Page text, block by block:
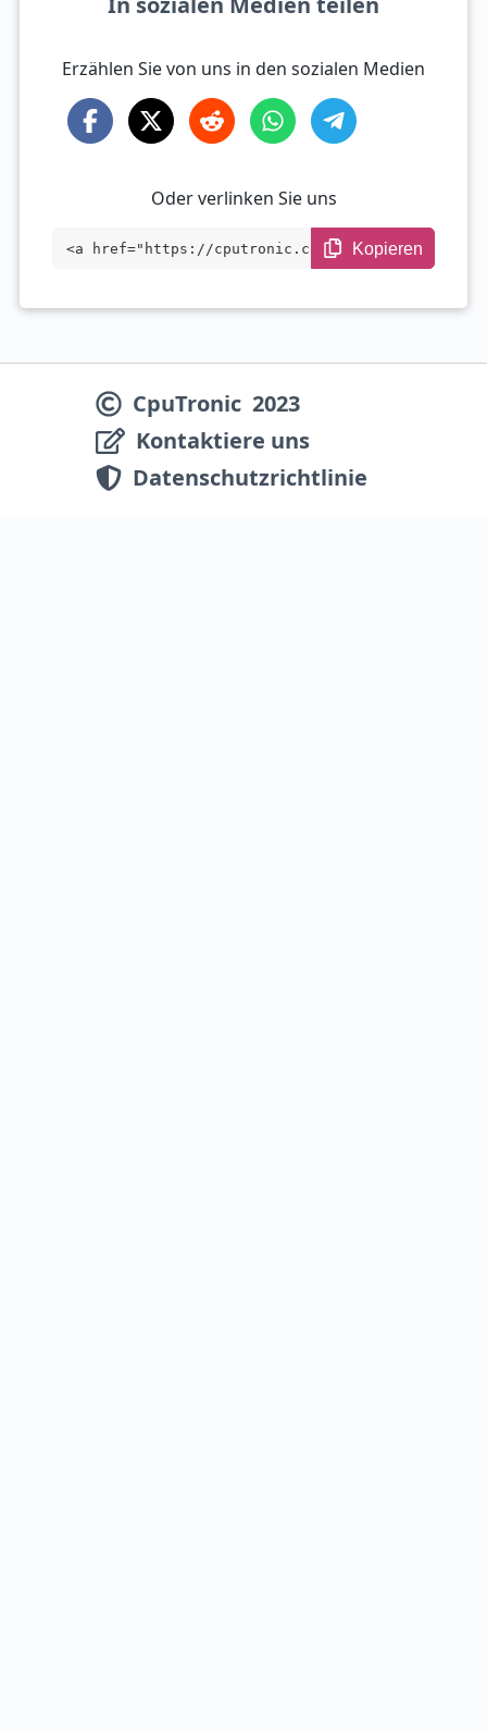
Erzählen Sie von uns in den sozialen Medien
Oder verlinken Sie uns
<a href="https://cputronic.com/de/cpu/in
Kopieren
CpuTronic 2023
Kontaktiere uns
Datenschutzrichtlinie